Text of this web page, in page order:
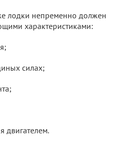
лодки непременно должен
характеристиками:
силах;
двигателем.